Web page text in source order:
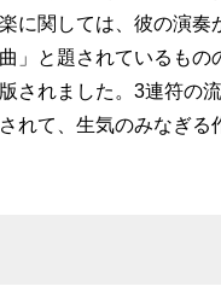
関しては、彼の演
」と題されているも
されました。3連符の
れて、生気のみなぎる